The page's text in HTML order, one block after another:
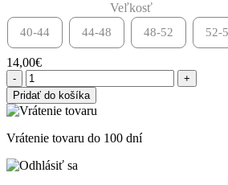
Veľkosť
40-44 44-48 48-52 52-
14,00€
Pridať do košíka
Vrátenie tovaru do 100 dní